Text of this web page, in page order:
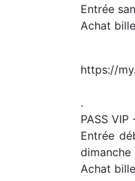
Entrée
Achat
https://
.
PASS
Entrée
dimanche
Achat